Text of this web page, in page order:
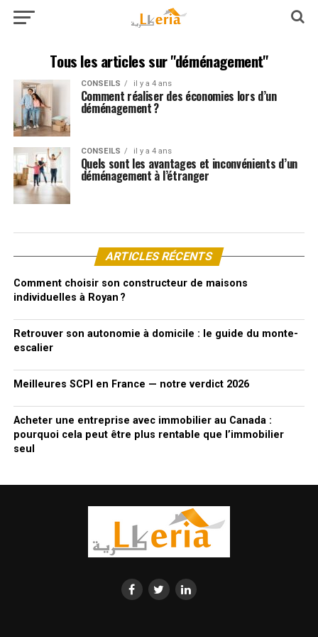
Tous les articles sur "déménagement"
CONSEILS il y a 4 ans
Comment réaliser des économies lors d’un
déménagement ?
CONSEILS il y a 4 ans
Quels sont les avantages et inconvénients d’un
déménagement à l’étranger
ARTICLES RÉCENTS
Comment choisir son constructeur de maisons
individuelles à Royan ?
Retrouver son autonomie à domicile : le guide du monte-
escalier
Meilleures SCPI en France — notre verdict 2026
Acheter une entreprise avec immobilier au Canada :
pourquoi cela peut être plus rentable que l’immobilier
seul